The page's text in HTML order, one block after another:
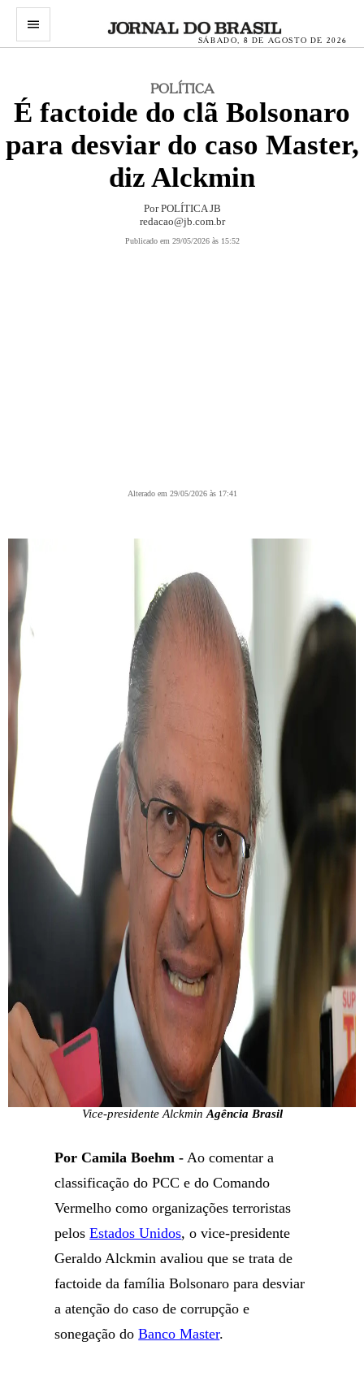
menu
SÁBADO, 8 DE AGOSTO DE 2026
POLÍTICA
É factoide do clã Bolsonaro
para desviar do caso Master,
diz Alckmin
PorPOLÍTICA JB
redacao@jb.com.br
Publicado em 29/05/2026 às 15:52
Alterado em 29/05/2026 às 17:41
Vice-presidente Alckmin Agência Brasil
Por Camila Boehm - Ao comentar a
classificação do PCC e do Comando
Vermelho como organizações terroristas
pelosEstados Unidos, o vice-presidente
Geraldo Alckmin avaliou que se trata de
factoide da família Bolsonaro para desviar
a atenção do caso de corrupção e
sonegação doBanco Master.